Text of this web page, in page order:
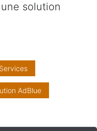
solution
Services
AdBlue